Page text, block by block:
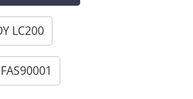
LC200